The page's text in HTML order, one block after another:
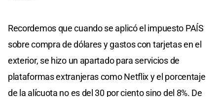
Recordemos que cuando se aplicó el impuesto PAÍS
sobre compra de dólares y gastos con tarjetas en el
exterior, se hizo un apartado para servicios de
plataformas extranjeras como Netflix y el porcentaje
de la alícuota no es del 30 por ciento sino del 8%. De